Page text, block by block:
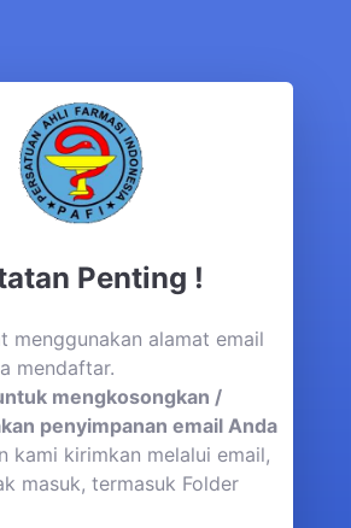
Penting !
menggunakan alamat email
mendaftar.
mengkosongkan /
penyimpanan email Anda
kami kirimkan melalui email,
masuk, termasuk Folder